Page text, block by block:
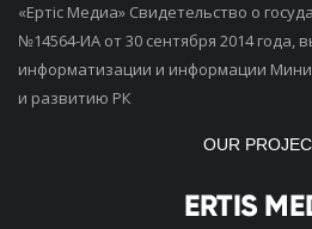
«Ертiс Медиа» Свидетельство о
№14564-ИА от 30 сентября 2014 года,
информатизации и информации
и развитию РК
OUR